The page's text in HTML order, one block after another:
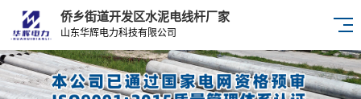
侨乡街道开发区水泥电线杆厂家
山东华辉电力科技有限公司